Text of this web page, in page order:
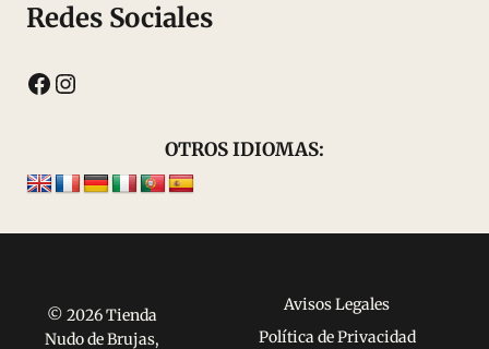
Redes Sociales
Facebook
Instagram
OTROS IDIOMAS:
© 2026 Tienda
Nudo de Brujas,
Avisos Legales
Política de Privacidad